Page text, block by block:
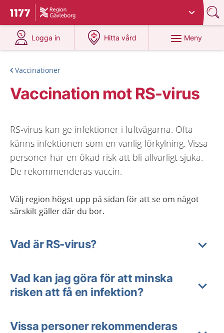
Till startsidan för 1177
Du har valt region
Logga in
på 1177.se
Hitta vård
på 1177.se
Meny
Vaccinationer
Vaccination mot RS-virus
RS-virus kan ge infektioner i luftvägarna. Ofta
känns infektionen som en vanlig förkylning. Vissa
personer har en ökad risk att bli allvarligt sjuka.
De rekommenderas vaccin.
Välj region högst upp på sidan för att se om något
särskilt gäller där du bor.
Vad är RS-virus?
Vad kan jag göra för att minska
risken att få en infektion?
Vissa personer rekommenderas